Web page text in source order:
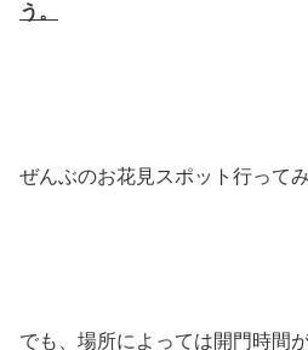
う。
ぜんぶのお花見スポット行って
でも、場所によっては開門時間